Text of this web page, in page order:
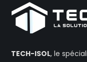
TECH-ISOL, le